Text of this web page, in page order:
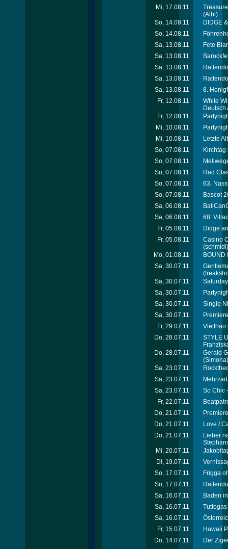
Mi, 17.08.11
(Albi)
So, 14.08.11
DIDGE
So, 14.08.11
Sa, 13.08.11
Fete
Sa, 13.08.11
Sa, 13.08.11
Sa, 13.08.11
Sa, 13.08.11
8.
Fr, 12.08.11
White
Deutsch
Fr, 12.08.11
Mi, 10.08.11
Mi, 10.08.11
Letzte
So, 07.08.11
So, 07.08.11
So, 07.08.11
Rad
So, 07.08.11
63.
So, 07.08.11
Bascot
Sa, 06.08.11
Sa, 06.08.11
68.
Fr, 05.08.11
Didge
Fr, 05.08.11
Casino
(schmidi)
Mo, 01.08.11
BOUND
Sa, 30.07.11
Sa, 30.07.11
Sa, 30.07.11
Sa, 30.07.11
Single
Sa, 30.07.11
Fr, 29.07.11
Vietthao
Do, 28.07.11
STYLE
Do, 28.07.11
Gerald
(Simona)
Sa, 23.07.11
Sa, 23.07.11
Sa, 23.07.11
So Chic
Fr, 22.07.11
Do, 21.07.11
Do, 21.07.11
Love /
Do, 21.07.11
Lieber
Mi, 20.07.11
Di, 19.07.11
So, 17.07.11
Frigga
So, 17.07.11
Sa, 16.07.11
Baden
Sa, 16.07.11
Sa, 16.07.11
Fr, 15.07.11
Hawaii
Do, 14.07.11
Der